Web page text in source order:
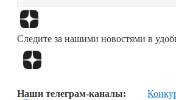
Следите за нашими новостями в
Наши телеграм-каналы: